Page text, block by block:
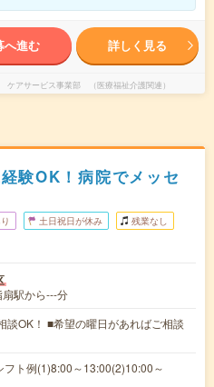
へ進む 詳しく見る
ケアサービス事業部 （医療福祉介護関連）
験OK！病院でメッセ
土日祝日が休み 残業なし
駅から---分
談OK！ ■希望の曜日があればご相談
フト例(1)8:00～13:00(2)10:00～